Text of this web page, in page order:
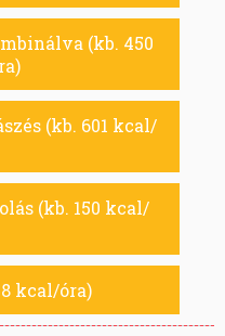
(kb. 450
(kb. 601 kcal/
(kb. 150 kcal/
kcal/óra)